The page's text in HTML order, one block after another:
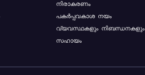
നിരാകരണം
പകർപ്പവകാശ നയം
വ്യവസ്ഥകളും നിബന്ധനകളും
സഹായം